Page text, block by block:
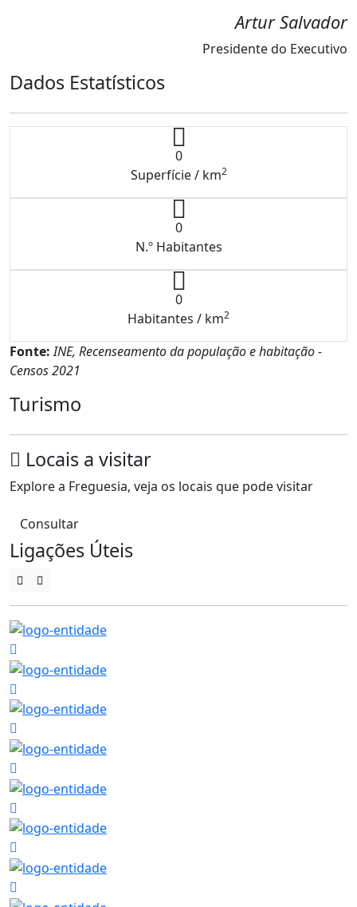
Artur Salvador
Presidente do Executivo
Dados Estatísticos
0
Superfície / km2
0
N.º Habitantes
0
Habitantes / km2
Fonte:INE, Recenseamento da população e habitação -
Censos 2021
Turismo
Locais a visitar
Explore a Freguesia, veja os locais que pode visitar
Consultar
Ligações Úteis